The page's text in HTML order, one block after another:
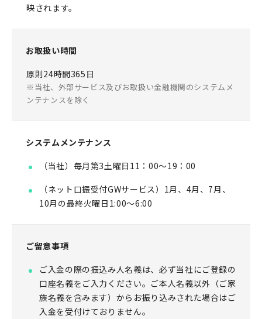
映されます。
お取扱い時間
原則24時間365日
当社、外部サービス及びお取扱い金融機関のシステムメ
ンテナンスを除く
システムメンテナンス
（当社）毎月第3土曜日11：00～19：00
（ネット口振受付GWサービス）1月、4月、7月、
10月の最終火曜日1:00〜6:00
ご留意事項
ご入金の際の振込み人名義は、必ず当社にご登録の
口座名義をご入力ください。ご本人名義以外（ご家
族名義を含みます）からお振り込みされた場合はご
入金を受付けておりません。